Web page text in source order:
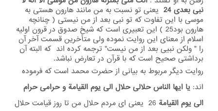
نبی بعدی 24
یعنی تو نسبت به من مانند هارون هستی به
موسی با این تفاوت که تو نبی بعد از من نیستی ( چنانچه
هارون بود25 ) این تعبیری است که شیخ صدوق در قرون اولیه
اسلام از معنای این روایت نموده ولی متأخرین قسمت آخر آن
را " ولکن نبیی بعد از من نیست" ترجمه کرده اند که البته آن
برداشتی صحیح است که با قرآن در تعارض نباشد.
روایت دیگر مربوط به بیانی از حضرت محمد است که فرموده
اند: یا ایها الناس حلالی حلال الی یوم القیامة و حرامی حرام
الی یوم القیامة 26 یعنی ای مردم حلال من تا روز قیامت حلال